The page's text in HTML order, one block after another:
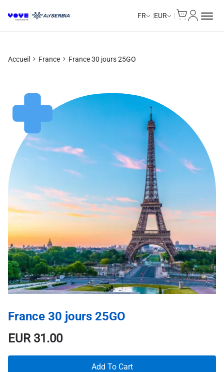
FR EUR
Accueil France France 30 jours 25GO
France 30 jours 25GO
EUR31.00
Add To Cart